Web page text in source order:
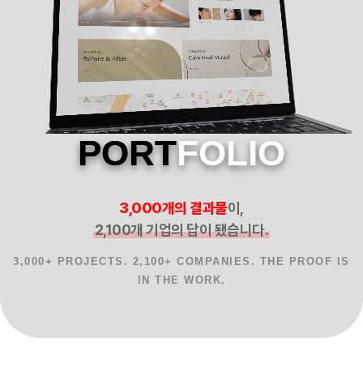
PORTFOLIO
3,000개의 결과물이,
2,100개 기업의 답이 됐습니다.
3,000+ PROJECTS. 2,100+ COMPANIES. THE PROOF IS
IN THE WORK.